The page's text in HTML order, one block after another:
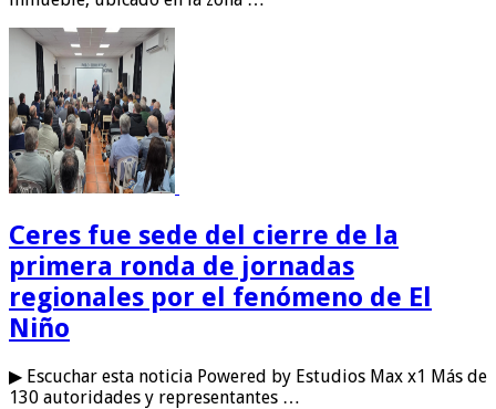
Ceres fue sede del cierre de la
primera ronda de jornadas
regionales por el fenómeno de El
Niño
▶ Escuchar esta noticia Powered by Estudios Max x1 Más de
130 autoridades y representantes …